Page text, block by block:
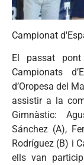
Campionat
El passat
Campionats
d’Oropesa del
assistir a la
Gimnàstic:
Sánchez (A),
Rodríguez (B) i
ells van